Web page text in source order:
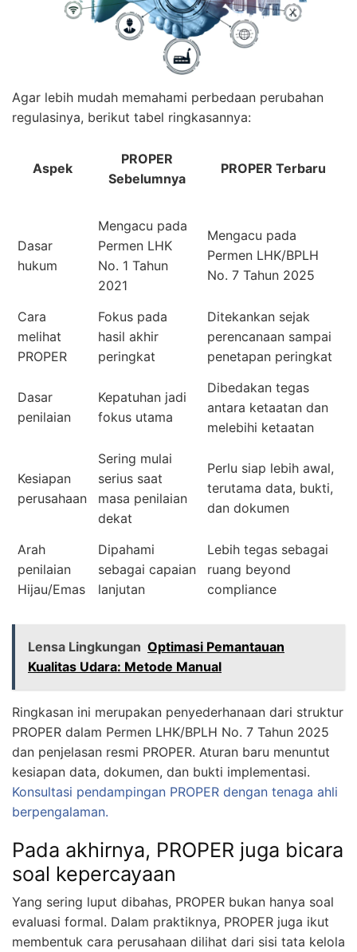
Agar lebih mudah memahami perbedaan perubahan
regulasinya, berikut tabel ringkasannya:
Aspek
PROPER
Sebelumnya
PROPER Terbaru
Dasar
hukum
Mengacu pada
Permen LHK
No. 1 Tahun
2021
Mengacu pada
Permen LHK/BPLH
No. 7 Tahun 2025
Cara
melihat
PROPER
Fokus pada
hasil akhir
peringkat
Ditekankan sejak
perencanaan sampai
penetapan peringkat
Dasar
penilaian
Kepatuhan jadi
fokus utama
Dibedakan tegas
antara ketaatan dan
melebihi ketaatan
Kesiapan
perusahaan
Sering mulai
serius saat
masa penilaian
dekat
Perlu siap lebih awal,
terutama data, bukti,
dan dokumen
Arah
penilaian
Hijau/Emas
Dipahami
sebagai capaian
lanjutan
Lebih tegas sebagai
ruang beyond
compliance
Lensa Lingkungan Optimasi Pemantauan
Kualitas Udara: Metode Manual
Ringkasan ini merupakan penyederhanaan dari struktur
PROPER dalam Permen LHK/BPLH No. 7 Tahun 2025
dan penjelasan resmi PROPER. Aturan baru menuntut
kesiapan data, dokumen, dan bukti implementasi.
Konsultasi pendampingan PROPER dengan tenaga ahli
berpengalaman.
Pada akhirnya, PROPER juga bicara
soal kepercayaan
Yang sering luput dibahas, PROPER bukan hanya soal
evaluasi formal. Dalam praktiknya, PROPER juga ikut
membentuk cara perusahaan dilihat dari sisi tata kelola